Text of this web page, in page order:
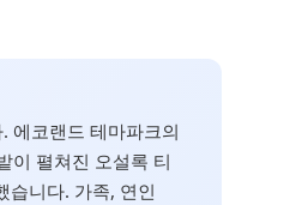
에코랜드 테마파크의
이 펼쳐진 오설록 티
습니다. 가족, 연인